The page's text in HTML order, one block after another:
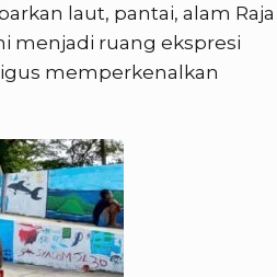
laut, pantai, alam Raja
menjadi ruang ekspresi
memperkenalkan